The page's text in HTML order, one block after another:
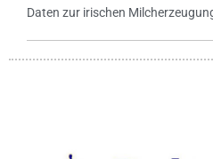
Daten zur irischen